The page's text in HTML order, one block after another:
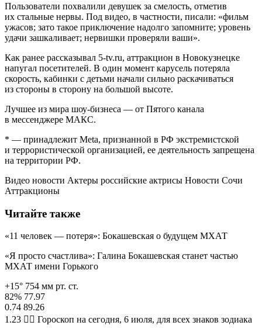
Пользователи похвалили девушек за смелость, отметив
их стальные нервы. Под видео, в частности, писали: «фильм
ужасов; зато такое приключение надолго запомните; уровень
удачи зашкаливает; нервишки проверяли ваши».
Как ранее рассказывал 5-tv.ru, аттракцион в Новокузнецке
напугал посетителей. В один момент карусель потеряла
скорость, кабинки с детьми начали сильно раскачиваться
из стороны в сторону на большой высоте.
Лучшее из мира шоу-бизнеса — от Пятого канала
в мессенджере МАКС.
* — принадлежит Meta, признанной в РФ экстремистской
и террористической организацией, ее деятельность запрещена
на территории РФ.
Видео новости Актеры российские актрисы Новости Сочи
Аттракционы
Читайте также
«11 человек — потеря»: Бокашевская о будущем МХАТ
«Я просто счастлива»: Галина Бокашевская станет частью
МХАТ имени Горького
+15° 754 мм рт. ст.
82% 77.97
0.74 89.26
1.23 🧙‍♀ Гороскоп на сегодня, 6 июля, для всех знаков зодиака